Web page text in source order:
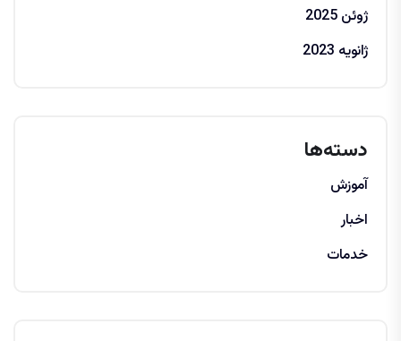
ژوئن 2025
ژانویه 2023
دسته‌ها
آموزش
اخبار
خدمات